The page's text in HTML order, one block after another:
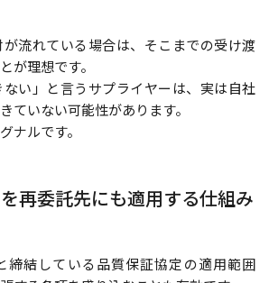
流れている場合は、そこまでの受け渡
が理想です。
ない」と言うサプライヤーは、実は自社
ていない可能性があります。
ナルです。
再委託先にも適用する仕組み
締結している品質保証協定の適用範囲